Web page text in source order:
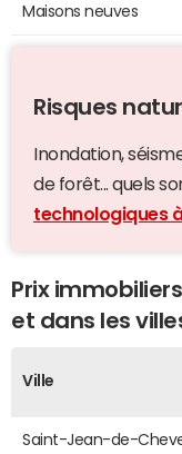
Maisons neuves
Risques
Inondation,
de forêt... quels
technologiques
Prix
et dans les
Ville
Saint-Jean-de-